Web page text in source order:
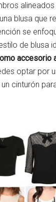
blusa que
se
de blusa
accesorio
optar por
cinturón